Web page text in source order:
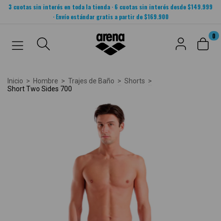
3 cuotas sin interés en toda la tienda · 6 cuotas sin interés desde $149.999
· Envío estándar gratis a partir de $169.900
0
Inicio > Hombre > Trajes de Baño > Shorts >
Short Two Sides 700